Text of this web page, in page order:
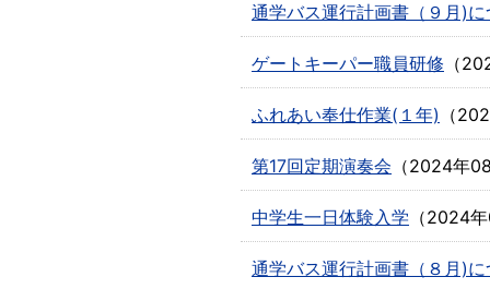
通学バス運行計画書（９月)
ゲートキーパー職員研修 （
ふれあい奉仕作業(１年) （
第17回定期演奏会 （2024年
中学生一日体験入学 （2024
通学バス運行計画書（８月)